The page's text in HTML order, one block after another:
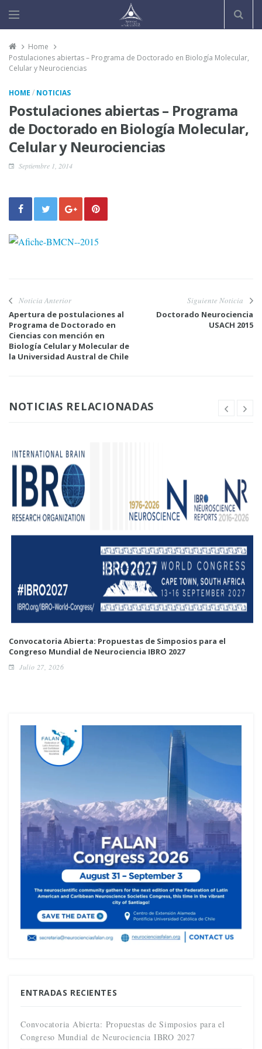
Home
Postulaciones abiertas – Programa de Doctorado en Biología Molecular,
Celular y Neurociencias
HOME / NOTICIAS
Postulaciones abiertas – Programa
de Doctorado en Biología Molecular,
Celular y Neurociencias
Septiembre 1, 2014
Noticia Anterior
Apertura de postulaciones al
Programa de Doctorado en
Ciencias con mención en
Biología Celular y Molecular de
la Universidad Austral de Chile
Siguiente Noticia
Doctorado Neurociencia
USACH 2015
NOTICIAS RELACIONADAS
Convocatoria Abierta: Propuestas de Simposios para el
Congreso Mundial de Neurociencia IBRO 2027
Julio 27, 2026
ENTRADAS RECIENTES
Convocatoria Abierta: Propuestas de Simposios para el
Congreso Mundial de Neurociencia IBRO 2027